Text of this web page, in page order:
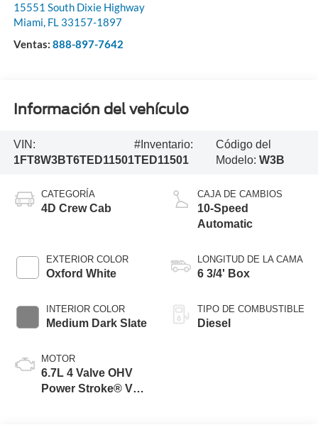
15551 South Dixie Highway
Miami, FL 33157-1897
Ventas: 888-897-7642
Información del vehículo
VIN:
1FT8W3BT6TED11501
#Inventario:
TED11501
Código del
Modelo: W3B
CATEGORÍA
4D Crew Cab
EXTERIOR COLOR
Oxford White
INTERIOR COLOR
Medium Dark Slate
MOTOR
6.7L 4 Valve OHV
Power Stroke® V8
CAJA DE CAMBIOS
10-Speed
Automatic
LONGITUD DE LA CAMA
6 3/4' Box
TIPO DE COMBUSTIBLE
Diesel